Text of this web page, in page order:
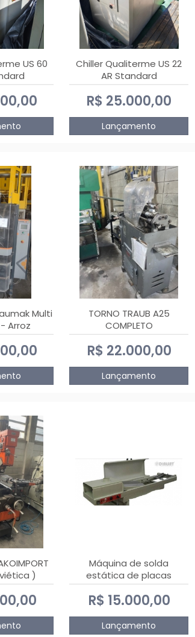
US 60
Chiller Qualiterme US 22
AR Standard
R$ 25.000,00
Lançamento
Multi
Arroz
TORNO TRAUB A25
COMPLETO
R$ 22.000,00
Lançamento
)
Máquina de solda
estática de placas
eletrônicas PTH DIALSAT
R$ 15.000,00
Lançamento